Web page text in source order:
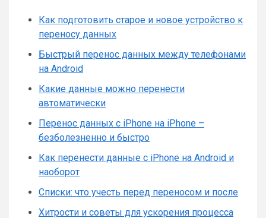
Как подготовить старое и новое устройство к
переносу данных
Быстрый перенос данных между телефонами
на Android
Какие данные можно перенести
автоматически
Перенос данных с iPhone на iPhone –
безболезненно и быстро
Как перенести данные с iPhone на Android и
наоборот
Списки: что учесть перед переносом и после
Хитрости и советы для ускорения процесса